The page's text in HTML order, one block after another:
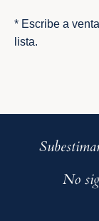
* Escribe a
lista.
No